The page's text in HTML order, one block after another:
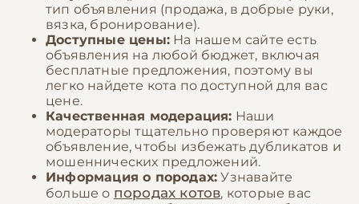
тип объявления (продажа, в добрые руки,
вязка, бронирование).
Доступные цены: На нашем сайте есть
объявления на любой бюджет, включая
бесплатные предложения, поэтому вы
легко найдете кота по доступной для вас
цене.
Качественная модерация: Наши
модераторы тщательно проверяют каждое
объявление, чтобы избежать дубликатов и
мошеннических предложений.
Информация о породах: Узнавайте
больше о породах котов, которые вас